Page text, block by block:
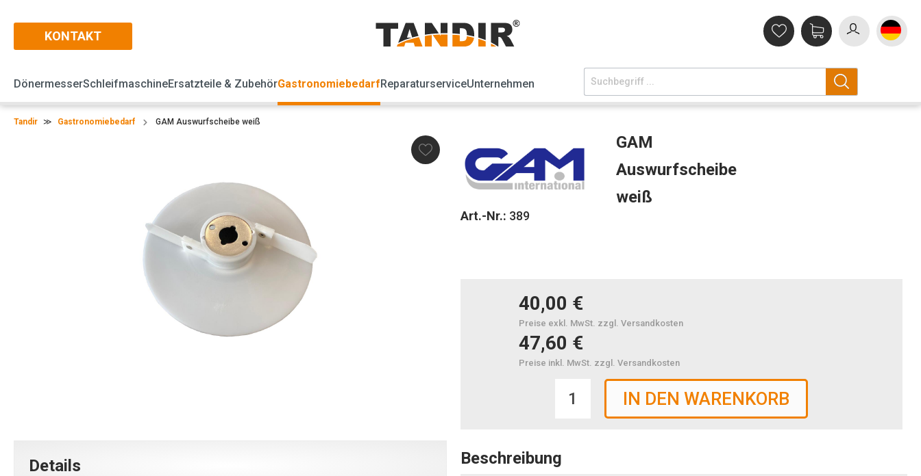
KONTAKT
DönermesserSchleifmaschineErsatzteile & ZubehörGastronomiebedarfReparaturserviceUnternehmen
Tandir ≫ Gastronomiebedarf GAM Auswurfscheibe weiß
GAM
Auswurfscheibe
weiß
Art.-Nr.: 389
40,00 €
Preise exkl. MwSt. zzgl. Versandkosten
47,60 €
Preise inkl. MwSt. zzgl. Versandkosten
IN DEN WARENKORB
Details Beschreibung